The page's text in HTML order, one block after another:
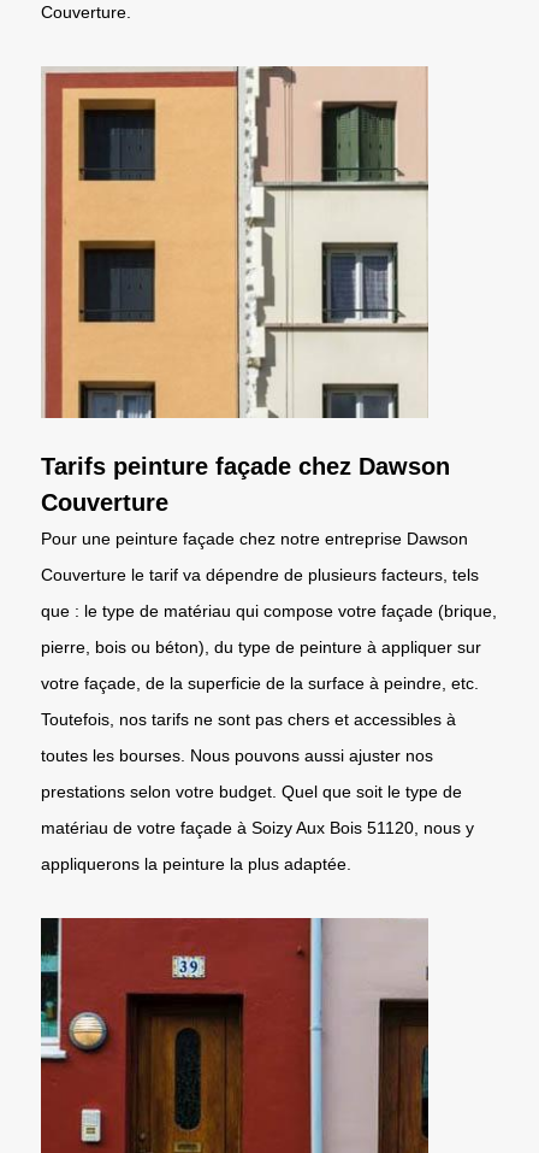
Couverture.
Tarifs peinture façade chez Dawson
Couverture
Pour une peinture façade chez notre entreprise Dawson
Couverture le tarif va dépendre de plusieurs facteurs, tels
que : le type de matériau qui compose votre façade (brique,
pierre, bois ou béton), du type de peinture à appliquer sur
votre façade, de la superficie de la surface à peindre, etc.
Toutefois, nos tarifs ne sont pas chers et accessibles à
toutes les bourses. Nous pouvons aussi ajuster nos
prestations selon votre budget. Quel que soit le type de
matériau de votre façade à Soizy Aux Bois 51120, nous y
appliquerons la peinture la plus adaptée.